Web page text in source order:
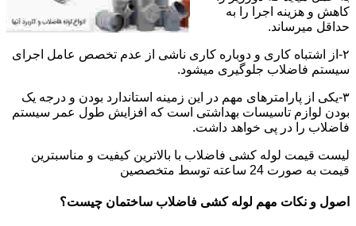
کاهش و هزینه اجرا را به
حداقل میرساند.
۲-از اشتباه کاری و دوباره کاری ناشی از عدم تخصص عامل اجرای
سیستم فاضلاب جلوگیری میشود.
۳-یکی از پارامترهای مهم در این زمینه استاندارد بودن و درجه یک
بودن لوازم تاسیسات بهداشتی است که افزایش طول عمر سیستم
فاضلاب را در پی خواهد داشت.
لیست قیمت لوله کشی فاضلاب با بالاترین کیفیت و مناسبترین
قیمت به صورت 24 ساعته توسط متخصصین
اصول و نکات مهم لوله کشی فاضلاب ساختمان چیست؟